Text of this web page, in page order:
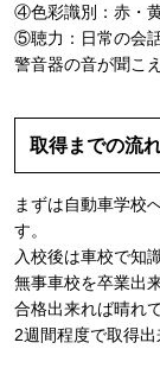
④色彩識別：赤・
⑤聴力：日常の会
警音器の音が聞こ
取得までの流
まずは自動車学校
す。
入校後は車校で知
無事車校を卒業出
合格出来れば晴れ
2週間程度で取得出